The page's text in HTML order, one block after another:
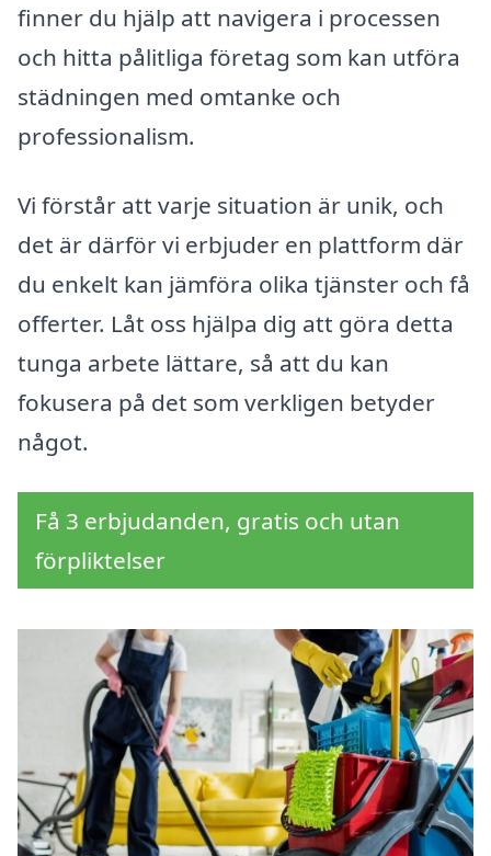
finner du hjälp att navigera i processen
och hitta pålitliga företag som kan utföra
städningen med omtanke och
professionalism.
Vi förstår att varje situation är unik, och
det är därför vi erbjuder en plattform där
du enkelt kan jämföra olika tjänster och få
offerter. Låt oss hjälpa dig att göra detta
tunga arbete lättare, så att du kan
fokusera på det som verkligen betyder
något.
Få 3 erbjudanden, gratis och utan
förpliktelser